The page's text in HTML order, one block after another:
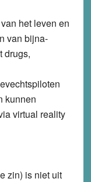
het leven en
van bijna-
drugs,
kunnen
virtual reality
zin) is niet uit